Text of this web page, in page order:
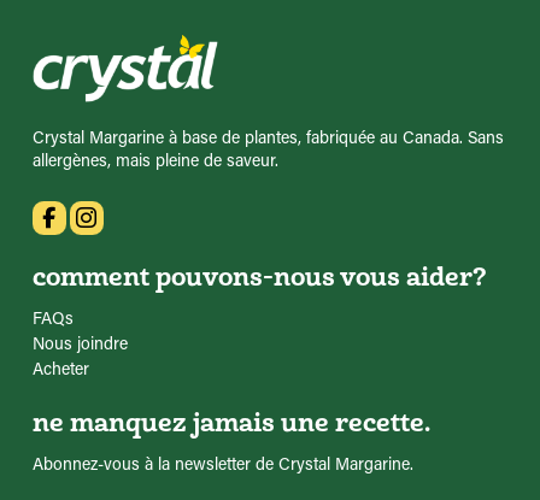
Crystal Margarine à base de plantes, fabriquée au Canada. Sans
allergènes, mais pleine de saveur.
comment pouvons-nous vous aider?
FAQs
Nous joindre
Acheter
ne manquez jamais une recette.
Abonnez-vous à la newsletter de Crystal Margarine.